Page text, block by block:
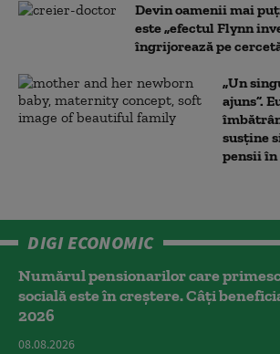
Devin oamenii mai
este „efectul Flynn
îngrijorează pe
„Un
ajuns”.
susține
pensii
DIGI ECONOMIC
Numărul pensionarilor care
socială este în creștere. Câți
2026
08.08.2026